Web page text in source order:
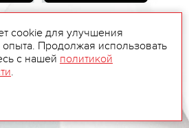
cookie для улучшения
опыта. Продолжая использовать
с нашей политикой
.